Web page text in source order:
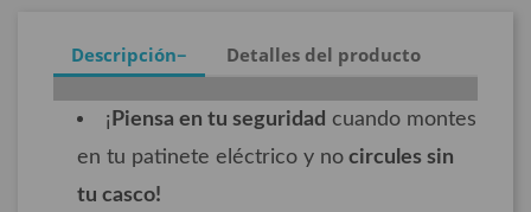
Descripción Detalles del producto
¡ Piensa en tu seguridad cuando montes
en tu patinete eléctrico y no circules sin
tu casco!